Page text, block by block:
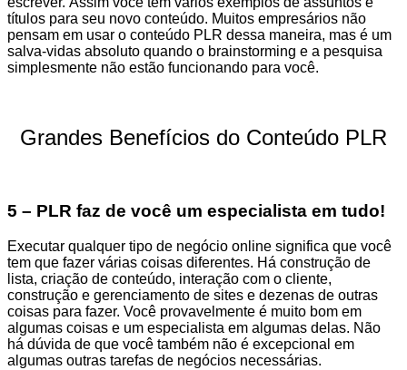
títulos para seu novo conteúdo. Muitos empresários não
pensam em usar o conteúdo PLR dessa maneira, mas é um
salva-vidas absoluto quando o brainstorming e a pesquisa
simplesmente não estão funcionando para você.
Grandes Benefícios do Conteúdo PLR
5 – PLR faz de você um especialista em tudo!
Executar qualquer tipo de negócio online significa que você
tem que fazer várias coisas diferentes. Há construção de
lista, criação de conteúdo, interação com o cliente,
construção e gerenciamento de sites e dezenas de outras
coisas para fazer. Você provavelmente é muito bom em
algumas coisas e um especialista em algumas delas. Não
há dúvida de que você também não é excepcional em
algumas outras tarefas de negócios necessárias.